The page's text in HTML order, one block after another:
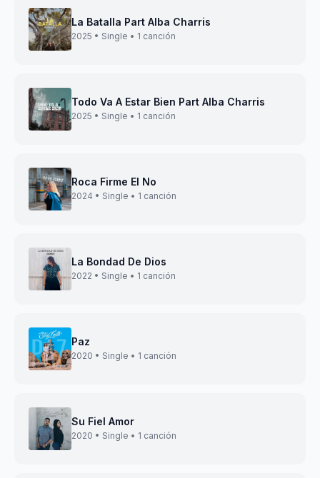
La Batalla Part Alba Charris
2025 • Single • 1 canción
Todo Va A Estar Bien Part Alba Charris
2025 • Single • 1 canción
Roca Firme El No
2024 • Single • 1 canción
La Bondad De Dios
2022 • Single • 1 canción
Paz
2020 • Single • 1 canción
Su Fiel Amor
2020 • Single • 1 canción